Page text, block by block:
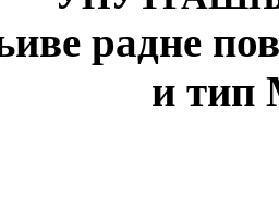
радне
и